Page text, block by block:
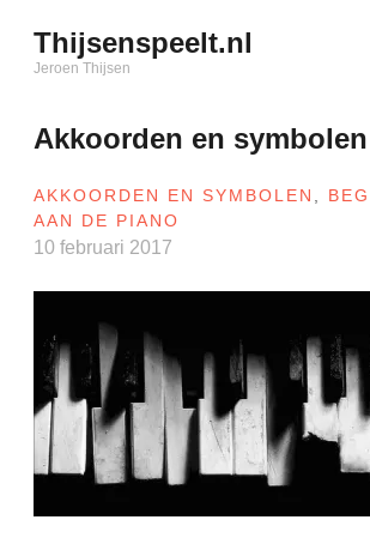
de
inhoud
Thijsenspeelt.nl
Jeroen Thijsen
Akkoorden en symbolen
AKKOORDEN EN SYMBOLEN
AAN DE PIANO
10 februari 2017